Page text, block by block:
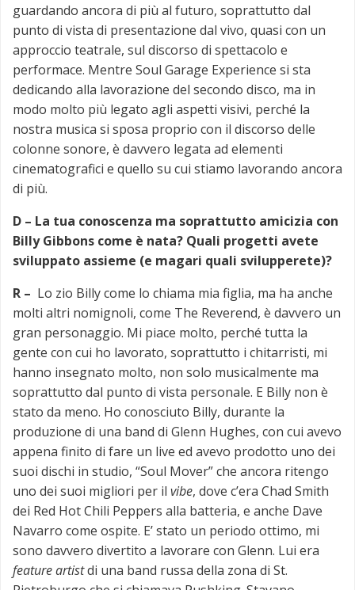
guardando ancora di più al futuro, soprattutto dal
punto di vista di presentazione dal vivo, quasi con un
approccio teatrale, sul discorso di spettacolo e
performace. Mentre Soul Garage Experience si sta
dedicando alla lavorazione del secondo disco, ma in
modo molto più legato agli aspetti visivi, perché la
nostra musica si sposa proprio con il discorso delle
colonne sonore, è davvero legata ad elementi
cinematografici e quello su cui stiamo lavorando ancora
di più.
D – La tua conoscenza ma soprattutto amicizia con
Billy Gibbons come è nata? Quali progetti avete
sviluppato assieme (e magari quali svilupperete)?
R – Lo zio Billy come lo chiama mia figlia, ma ha anche
molti altri nomignoli, come The Reverend, è davvero un
gran personaggio. Mi piace molto, perché tutta la
gente con cui ho lavorato, soprattutto i chitarristi, mi
hanno insegnato molto, non solo musicalmente ma
soprattutto dal punto di vista personale. E Billy non è
stato da meno. Ho conosciuto Billy, durante la
produzione di una band di Glenn Hughes, con cui avevo
appena finito di fare un live ed avevo prodotto uno dei
suoi dischi in studio, “Soul Mover” che ancora ritengo
uno dei suoi migliori per il vibe, dove c’era Chad Smith
dei Red Hot Chili Peppers alla batteria, e anche Dave
Navarro come ospite. E’ stato un periodo ottimo, mi
sono davvero divertito a lavorare con Glenn. Lui era
feature artistdi una band russa della zona di St.